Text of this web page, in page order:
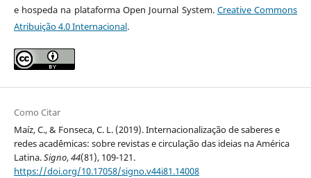
e hospeda na plataforma Open Journal System. Creative Commons
Atribuição 4.0 Internacional.
Como Citar
Maíz, C., & Fonseca, C. L. (2019). Internacionalização de saberes e
redes acadêmicas: sobre revistas e circulação das ideias na América
Latina.Signo,44(81), 109-121.
https://doi.org/10.17058/signo.v44i81.14008